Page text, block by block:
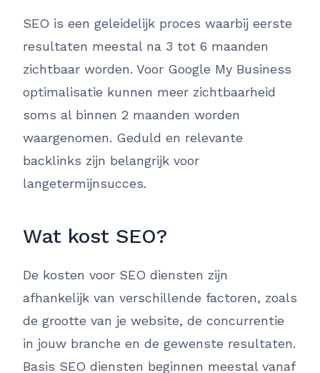
SEO is een geleidelijk proces waarbij eerste
resultaten meestal na 3 tot 6 maanden
zichtbaar worden. Voor Google My Business
optimalisatie kunnen meer zichtbaarheid
soms al binnen 2 maanden worden
waargenomen. Geduld en relevante
backlinks zijn belangrijk voor
langetermijnsucces.
Wat kost SEO?
De kosten voor SEO diensten zijn
afhankelijk van verschillende factoren, zoals
de grootte van je website, de concurrentie
in jouw branche en de gewenste resultaten.
Basis SEO diensten beginnen meestal vanaf